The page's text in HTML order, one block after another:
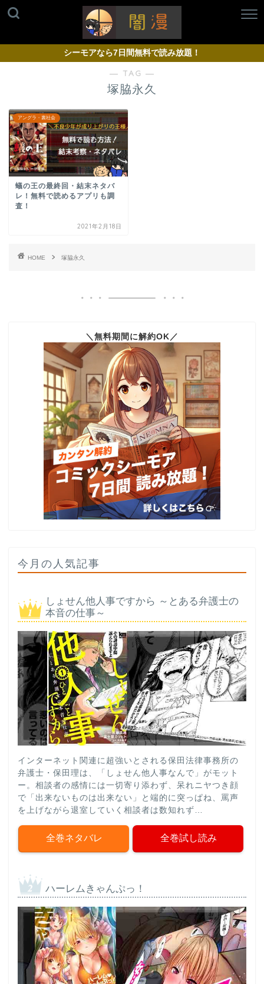
シーモアなら7日間無料で読み放題！
― TAG ―
塚脇永久
アングラ・裏社会
蟻の王の最終回・結末ネタバ
レ！無料で読めるアプリも調
査！
2021年2月18日
HOME 塚脇永久
＼無料期間に解約OK／
今月の人気記事
しょせん他人事ですから ～とある弁護士の
本音の仕事～
インターネット関連に超強いとされる保田法律事務所の
弁護士・保田理は、「しょせん他人事なんで」がモット
ー。相談者の感情には一切寄り添わず、呆れニヤつき顔
で「出来ないものは出来ない」と端的に突っぱね、罵声
を上げながら退室していく相談者は数知れず…
全巻ネタバレ 全巻試し読み
ハーレムきゃんぷっ！